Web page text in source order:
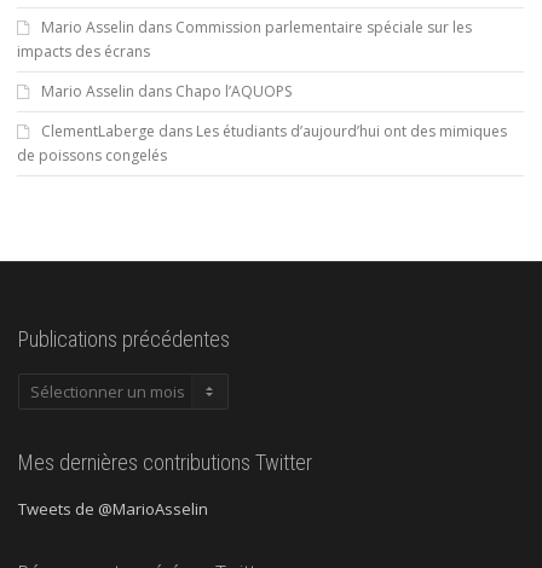
Mario Asselin dans Commission parlementaire spéciale sur les
impacts des écrans
Mario Asselin dans Chapo l’AQUOPS
ClementLaberge dans Les étudiants d’aujourd’hui ont des mimiques
de poissons congelés
Publications précédentes
Publications
Mes dernières contributions Twitter
Tweets de @MarioAsselin